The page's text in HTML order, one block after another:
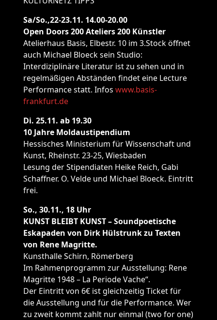
Sa/So.,22-23.11. 14.00-20.00
Open Doors 200 Ateliers 200 Künstler
Atelierhaus Basis, Elbestr. 10 im 3.Stock öffnet
auch Michael Bloeck sein Studio:
Interdiziplinäre Literatur ist zu sehen und in
regelmäßigen Abständen findet eine Lecture
Performance statt. Infos www.basis-
frankfurt.de
Di. 25.11. ab 19.30
10 Jahre Moldaustipendium
Hessisches Ministerium für Wissenschaft und
Kunst, Rheinstr. 23-25, Wiesbaden
Lesung der Stipendiaten Heike Reich, Gabi
Schaffner. O. Velde und Michael Bloeck. Eintritt
frei.
So., 30.11., 18 Uhr
KUNST BLEIBT KUNST – Soundpoetische
Eskapaden von Dirk Hülstrunk zu Texten
von Rene Magritte.
Kunsthalle Schirn, Römerberg
Im Rahmenprogramm zur Ausstellung: Rene
Magritte 1948 – La Periode Vache“.
Der Eintritt von 6€ ist gleichzeitig Ticket für
die Ausstellung und für die Performance. Wer
zu zweit kommt zahlt nur einmal (two for one)